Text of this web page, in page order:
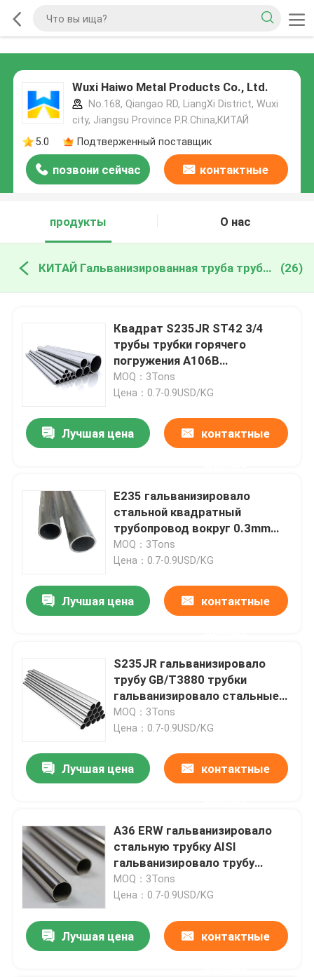
Wuxi Haiwo Metal Products Co., Ltd.
No.168, Qiangao RD, LiangXi District, Wuxi
city, Jiangsu Province P.R.China,КИТАЙ
5.0
Подтверженный поставщик
позвони сейчас контактные
продукты
О нас
КИТАЙ Гальванизированная труба трубки (26)
Квадрат S235JR ST42 3/4
трубы трубки горячего
погружения A106B
гальванизированный 1/4
дюймов 1/2
MOQ：3Tons
Цена：0.7-0.9USD/KG
Лучшая цена контактные
E235 гальванизировало
стальной квадратный
трубопровод вокруг 0.3mm
2.5mm для бытовых приборов
MOQ：3Tons
Цена：0.7-0.9USD/KG
Лучшая цена контактные
S235JR гальванизировало
трубу GB/T3880 трубки
гальванизировало стальные
штуцеры трубки 10mm E235
MOQ：3Tons
Цена：0.7-0.9USD/KG
Лучшая цена контактные
A36 ERW гальванизировало
стальную трубку AISI
гальванизировало трубу
квадрата стальную вокруг
0.5mm
MOQ：3Tons
Цена：0.7-0.9USD/KG
Лучшая цена контактные